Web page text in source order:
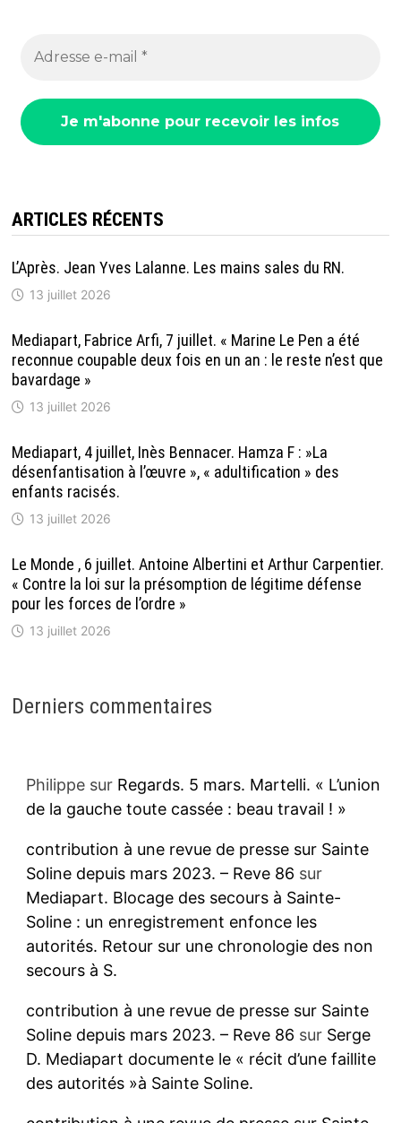
ARTICLES RÉCENTS
L’Après. Jean Yves Lalanne. Les mains sales du RN.
13 juillet 2026
Mediapart, Fabrice Arfi, 7 juillet. « Marine Le Pen a été
reconnue coupable deux fois en un an : le reste n’est que
bavardage »
13 juillet 2026
Mediapart, 4 juillet, Inès Bennacer. Hamza F : »La
désenfantisation à l’œuvre », « adultification » des
enfants racisés.
13 juillet 2026
Le Monde , 6 juillet. Antoine Albertini et Arthur Carpentier.
« Contre la loi sur la présomption de légitime défense
pour les forces de l’ordre »
13 juillet 2026
Derniers commentaires
Philippesur Regards. 5 mars. Martelli. « L’union
de la gauche toute cassée : beau travail ! »
contribution à une revue de presse sur Sainte
Soline depuis mars 2023. – Reve 86 sur
Mediapart. Blocage des secours à Sainte-
Soline : un enregistrement enfonce les
autorités. Retour sur une chronologie des non
secours à S.
contribution à une revue de presse sur Sainte
Soline depuis mars 2023. – Reve 86 sur Serge
D. Mediapart documente le « récit d’une faillite
des autorités »à Sainte Soline.